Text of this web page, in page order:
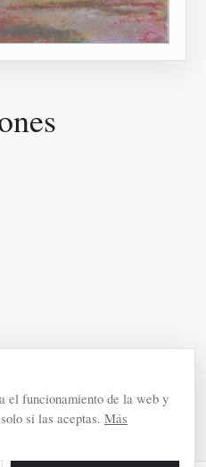
el funcionamiento de la web y
si las aceptas. Más